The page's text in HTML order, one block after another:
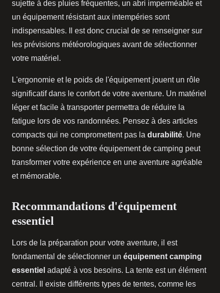
sujette à des pluies fréquentes, un abri imperméable et
un équipement résistant aux intempéries sont
indispensables. Il est donc crucial de se renseigner sur
les prévisions météorologiques avant de sélectionner
votre matériel.
L'ergonomie et le poids de l'équipement jouent un rôle
significatif dans le confort de votre aventure. Un matériel
léger et facile à transporter permettra de réduire la
fatigue lors de vos randonnées. Pensez à des articles
compacts qui ne compromettent pas la durabilité. Une
bonne sélection de votre équipement de camping peut
transformer votre expérience en une aventure agréable
et mémorable.
Recommandations d'équipement
essentiel
Lors de la préparation pour votre aventure, il est
fondamental de sélectionner un équipement camping
essentiel adapté à vos besoins. La tente est un élément
central. Il existe différents types de tentes, comme les